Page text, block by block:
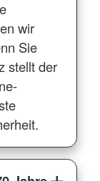
wir
Sie
stellt der